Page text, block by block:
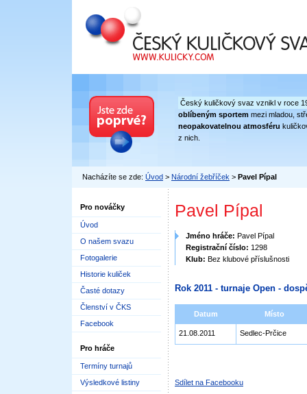
Český kuličkový svaz
Český kuličkový svaz vznikl v roce
oblíbeným sportem mezi mladou,
neopakovatelnou atmosféru
z nich.
Nacházíte se zde: Úvod > Národní žebříček > Pavel Pípal
Pro nováčky
Úvod
O našem svazu
Fotogalerie
Historie kuliček
Časté dotazy
Členství v ČKS
Facebook
Pro hráče
Termíny turnajů
Výsledkové listiny
Pavel Pípal
Jméno hráče: Pavel Pípal
Registrační číslo: 1298
Klub: Bez klubové příslušnosti
Rok 2011 - turnaje Open -
Datum Místo
21.08.2011 Sedlec-Prčice
Sdílet na Facebooku